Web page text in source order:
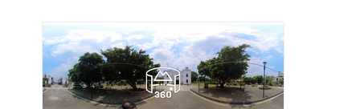
主題的大型裝置藝術，像是牛車裝置藝術、鐵
軌廊道及月台復舊意象還有復古的糖廠機具展
示區，讓人彷彿回到那個甘蔗田遍佈、製糖業
興盛的時代。現場還有導覽解說功能設計造型